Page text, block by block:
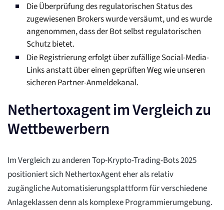
Die Überprüfung des regulatorischen Status des
zugewiesenen Brokers wurde versäumt, und es wurde
angenommen, dass der Bot selbst regulatorischen
Schutz bietet.
Die Registrierung erfolgt über zufällige Social-Media-
Links anstatt über einen geprüften Weg wie unseren
sicheren Partner-Anmeldekanal.
Nethertoxagent im Vergleich zu
Wettbewerbern
Im Vergleich zu anderen Top-Krypto-Trading-Bots 2025
positioniert sich NethertoxAgent eher als relativ
zugängliche Automatisierungsplattform für verschiedene
Anlageklassen denn als komplexe Programmierumgebung.